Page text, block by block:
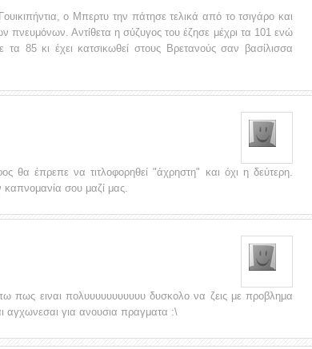
ο Μπερτυ την πάτησε τελικά από το τσιγάρο και
Αντίθετα η σύζυγος του έζησε μέχρι τα 101 ενώ
85 κι έχει κατσικωθεί στους Βρετανούς σαν βασίλισσα
θα έπρεπε να τιτλοφορηθεί "άχρηστη" και όχι η δεύτερη.
καπνομανία σου μαζί μας.
πως ειναι πολυυυυυυυυυυυ δυσκολο να ζεις με προβλημα
αγχωνεσαι για ανουσια πραγματα :\